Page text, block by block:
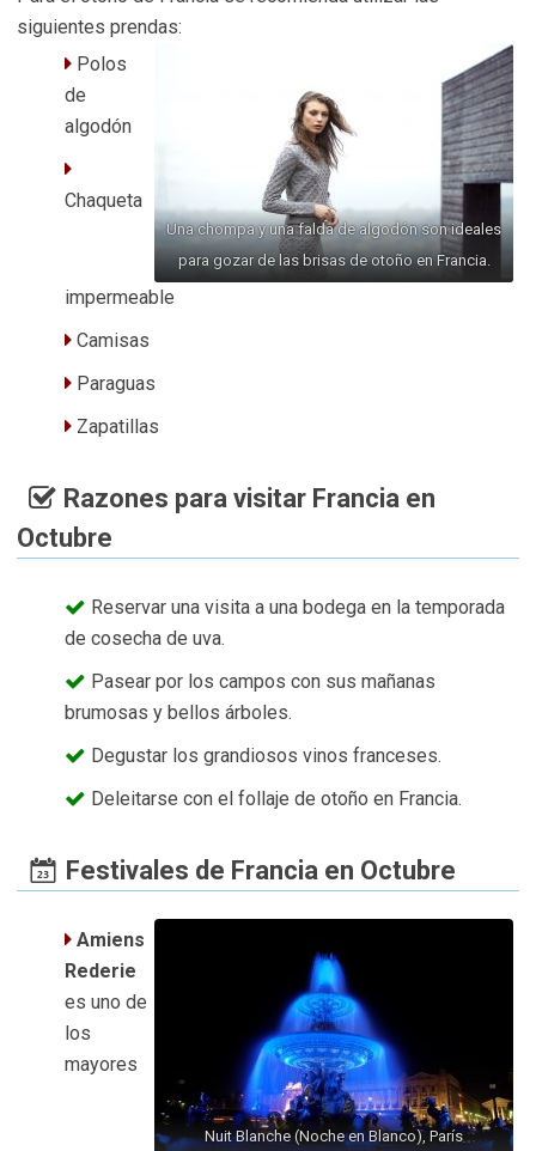
siguientes prendas:
Una chompa y una falda de algodón son ideales
para gozar de las brisas de otoño en Francia.
Polos
de
algodón
Chaqueta
impermeable
Camisas
Paraguas
Zapatillas
Razones para visitar Francia en
Octubre
Reservar una visita a una bodega en la temporada
de cosecha de uva.
Pasear por los campos con sus mañanas
brumosas y bellos árboles.
Degustar los grandiosos vinos franceses.
Deleitarse con el follaje de otoño en Francia.
Festivales de Francia en Octubre
Nuit Blanche (Noche en Blanco), París
Amiens
Rederie
es uno de
los
mayores